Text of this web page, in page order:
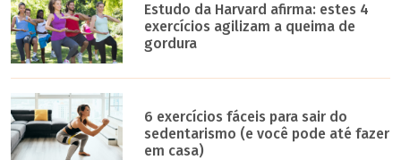
Estudo da Harvard afirma: estes 4
exercícios agilizam a queima de
gordura
6 exercícios fáceis para sair do
sedentarismo (e você pode até fazer
em casa)